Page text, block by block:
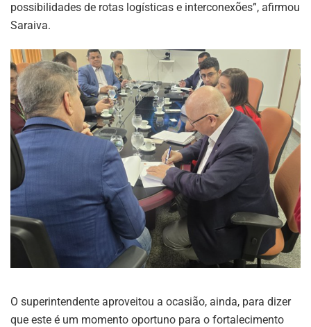
possibilidades de rotas logísticas e interconexões”, afirmou
Saraiva.
O superintendente aproveitou a ocasião, ainda, para dizer
que este é um momento oportuno para o fortalecimento